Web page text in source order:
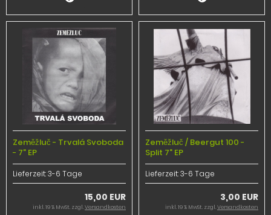
Zeměžluč - Trvalá Svoboda
- 7" EP
Lieferzeit:3-6 Tage
15,00 EUR
inkl. 19 % MwSt. zzgl.Versandkosten
Zeměžluč / Beergut 100 -
Split 7" EP
Lieferzeit:3-6 Tage
3,00 EUR
inkl. 19 % MwSt. zzgl.Versandkosten